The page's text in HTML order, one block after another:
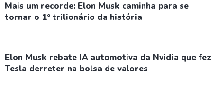
Mais um recorde: Elon Musk caminha para se
tornar o 1º trilionário da história
Elon Musk rebate IA automotiva da Nvidia que fez
Tesla derreter na bolsa de valores